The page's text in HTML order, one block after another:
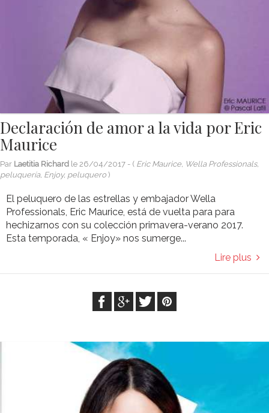
Declaración de amor a la vida por Eric
Maurice
Par Laetitia Richard le 26/04/2017 - ( Eric Maurice, Wella Professionals,
peluquería, Enjoy, peluquero )
El peluquero de las estrellas y embajador Wella
Professionals, Eric Maurice, está de vuelta para para
hechizarnos con su colección primavera-verano 2017.
Esta temporada, « Enjoy» nos sumerge...
Lire plus